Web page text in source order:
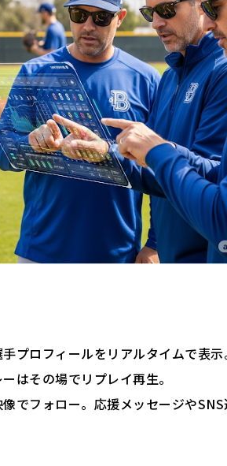
プロフィールをリアルタイムで表示
はその場でリプレイ再生。
でフォロー。応援メッセージや